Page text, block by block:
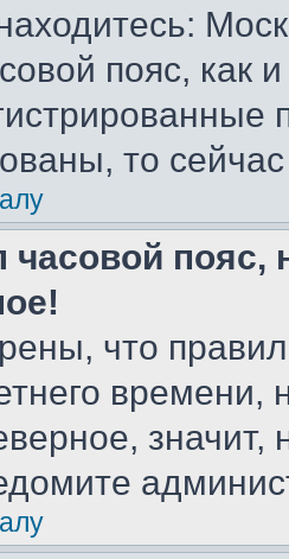
пояс, как
то
часовой пояс,
что
значит,